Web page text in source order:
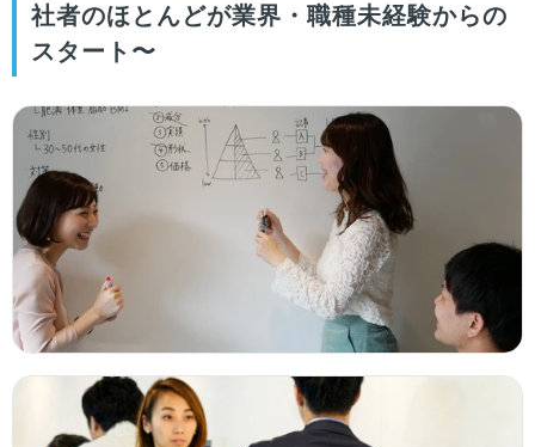
社者のほとんどが業界・職種未経験からの
スタート〜